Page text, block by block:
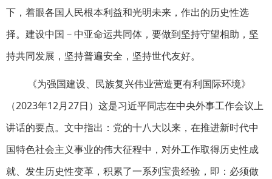
下，着眼各国人民根本利益和光明未来，作出的历史性选
择。建设中国－中亚命运共同体，要做到坚持守望相助，坚
持共同发展，坚持普遍安全，坚持世代友好。
《为强国建设、民族复兴伟业营造更有利国际环境》
（2023年12月27日）这是习近平同志在中央外事工作会议上
讲话的要点。文中指出：党的十八大以来，在推进新时代中
国特色社会主义事业的伟大征程中，对外工作取得历史性成
就、发生历史性变革，积累了一系列宝贵经验，即：必须做